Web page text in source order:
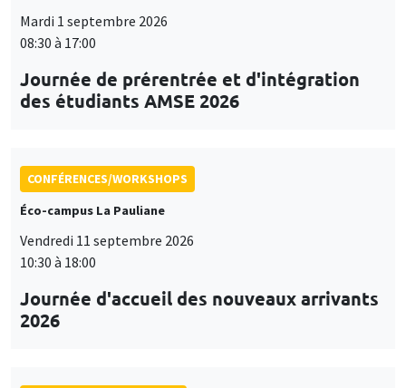
Mardi 1 septembre 2026
08:30 à 17:00
Journée de prérentrée et d'intégration
des étudiants AMSE 2026
CONFÉRENCES/WORKSHOPS
Éco-campus La Pauliane
Vendredi 11 septembre 2026
10:30 à 18:00
Journée d'accueil des nouveaux arrivants
2026